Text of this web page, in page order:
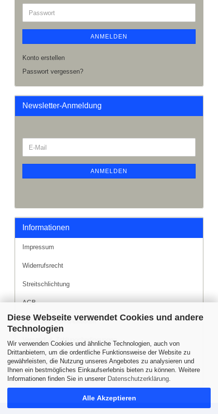
Diese Webseite verwendet Cookies und andere
Technologien
Wir verwenden Cookies und ähnliche Technologien, auch von
Drittanbietern, um die ordentliche Funktionsweise der Website zu
gewährleisten, die Nutzung unseres Angebotes zu analysieren und
Ihnen ein bestmögliches Einkaufserlebnis bieten zu können. Weitere
Informationen finden Sie in unserer Datenschutzerklärung.
Alle Akzeptieren
ANMELDEN
Konto erstellen
Passwort vergessen?
Newsletter-Anmeldung
ANMELDEN
Informationen
Impressum
Widerrufsrecht
Streitschlichtung
AGB
Liefer- und Versandkosten
Versand- & Zahlungsbedingungen
Datenschutz
Sitemap